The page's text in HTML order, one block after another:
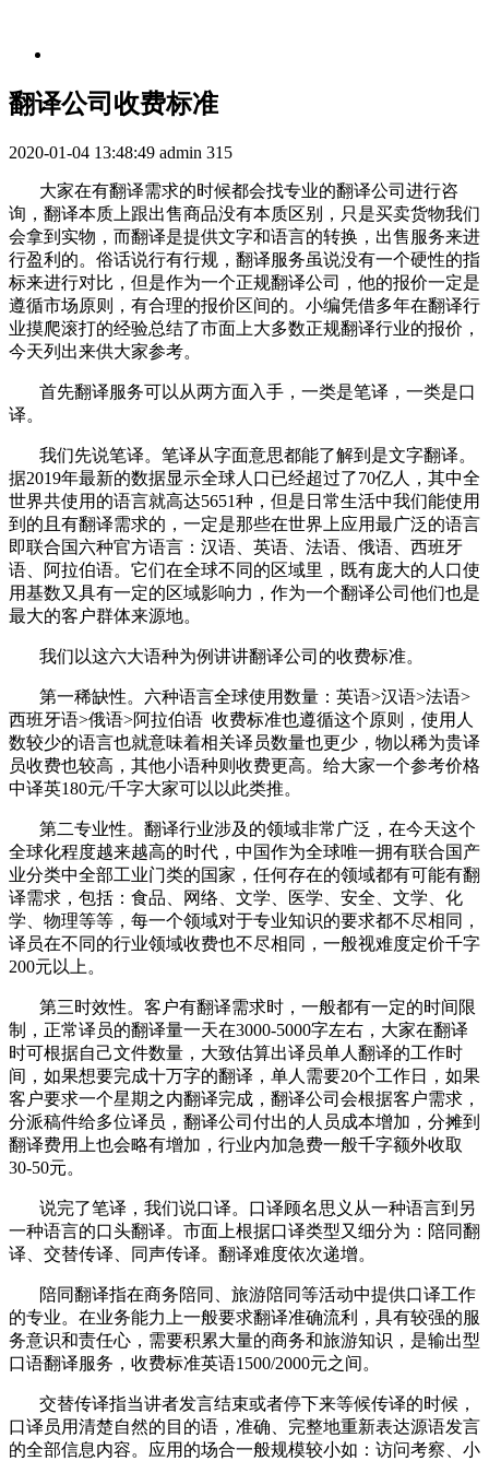
翻译公司收费标准
2020-01-04 13:48:49 admin 315
大家在有翻译需求的时候都会找专业的翻译公司进行咨
询，翻译本质上跟出售商品没有本质区别，只是买卖货物我们
会拿到实物，而翻译是提供文字和语言的转换，出售服务来进
行盈利的。俗话说行有行规，翻译服务虽说没有一个硬性的指
标来进行对比，但是作为一个正规翻译公司，他的报价一定是
遵循市场原则，有合理的报价区间的。小编凭借多年在翻译行
业摸爬滚打的经验总结了市面上大多数正规翻译行业的报价，
今天列出来供大家参考。
首先翻译服务可以从两方面入手，一类是笔译，一类是口
译。
我们先说笔译。笔译从字面意思都能了解到是文字翻译。
据2019年最新的数据显示全球人口已经超过了70亿人，其中全
世界共使用的语言就高达5651种，但是日常生活中我们能使用
到的且有翻译需求的，一定是那些在世界上应用最广泛的语言
即联合国六种官方语言：汉语、英语、法语、俄语、西班牙
语、阿拉伯语。它们在全球不同的区域里，既有庞大的人口使
用基数又具有一定的区域影响力，作为一个翻译公司他们也是
最大的客户群体来源地。
我们以这六大语种为例讲讲翻译公司的收费标准。
第一稀缺性。六种语言全球使用数量：英语>汉语>法语>
西班牙语>俄语>阿拉伯语 收费标准也遵循这个原则，使用人
数较少的语言也就意味着相关译员数量也更少，物以稀为贵译
员收费也较高，其他小语种则收费更高。给大家一个参考价格
中译英180元/千字大家可以以此类推。
第二专业性。翻译行业涉及的领域非常广泛，在今天这个
全球化程度越来越高的时代，中国作为全球唯一拥有联合国产
业分类中全部工业门类的国家，任何存在的领域都有可能有翻
译需求，包括：食品、网络、文学、医学、安全、文学、化
学、物理等等，每一个领域对于专业知识的要求都不尽相同，
译员在不同的行业领域收费也不尽相同，一般视难度定价千字
200元以上。
第三时效性。客户有翻译需求时，一般都有一定的时间限
制，正常译员的翻译量一天在3000-5000字左右，大家在翻译
时可根据自己文件数量，大致估算出译员单人翻译的工作时
间，如果想要完成十万字的翻译，单人需要20个工作日，如果
客户要求一个星期之内翻译完成，翻译公司会根据客户需求，
分派稿件给多位译员，翻译公司付出的人员成本增加，分摊到
翻译费用上也会略有增加，行业内加急费一般千字额外收取
30-50元。
说完了笔译，我们说口译。口译顾名思义从一种语言到另
一种语言的口头翻译。市面上根据口译类型又细分为：陪同翻
译、交替传译、同声传译。翻译难度依次递增。
陪同翻译指在商务陪同、旅游陪同等活动中提供口译工作
的专业。在业务能力上一般要求翻译准确流利，具有较强的服
务意识和责任心，需要积累大量的商务和旅游知识，是输出型
口语翻译服务，收费标准英语1500/2000元之间。
交替传译指当讲者发言结束或者停下来等候传译的时候，
口译员用清楚自然的目的语，准确、完整地重新表达源语发言
的全部信息内容。应用的场合一般规模较小如：访问考察、小